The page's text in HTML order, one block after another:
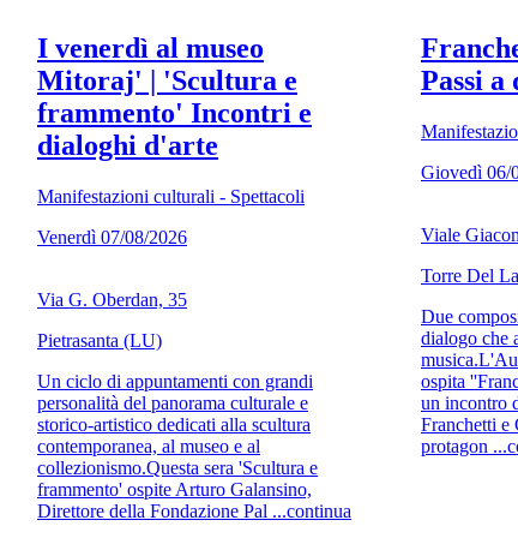
I venerdì al museo
Mitoraj' | 'Scultura e
frammento' Incontri e
dialoghi d'arte
Manifestazioni culturali - Spettacoli
Venerdì 07/08/2026
Via G. Oberdan, 35
Pietrasanta (LU)
Un ciclo di appuntamenti con grandi
personalità del panorama culturale e
storico-artistico dedicati alla scultura
contemporanea, al museo e al
collezionismo.Questa sera 'Scultura e
frammento' ospite Arturo Galansino,
Direttore della Fondazione Pal ...continua
Passi a
Giovedì 06/
Viale
Torre Del
Due
dialogo che
ospita
un incontro
Franchetti e
protagon